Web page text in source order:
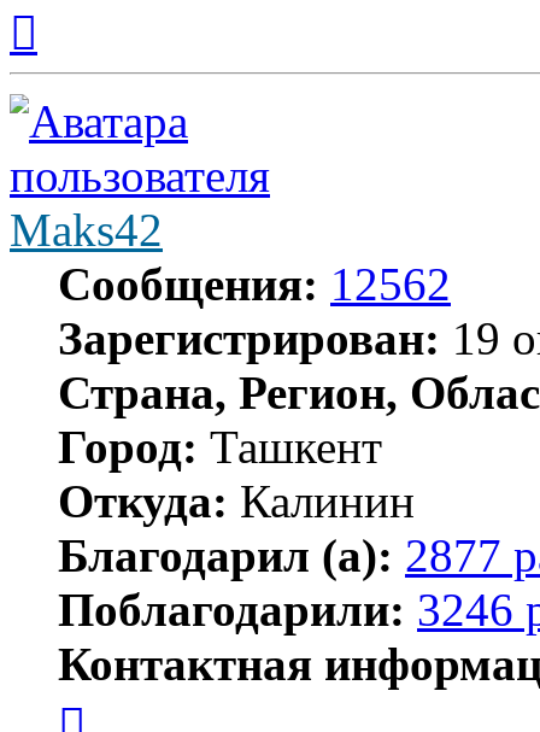
началу
Maks42
Сообщения: 12562
Зарегистрирован: 19
Страна, Регион,
Город: Ташкент
Откуда: Калинин
Благодарил (а): 2877
Поблагодарили: 3246
Контактная